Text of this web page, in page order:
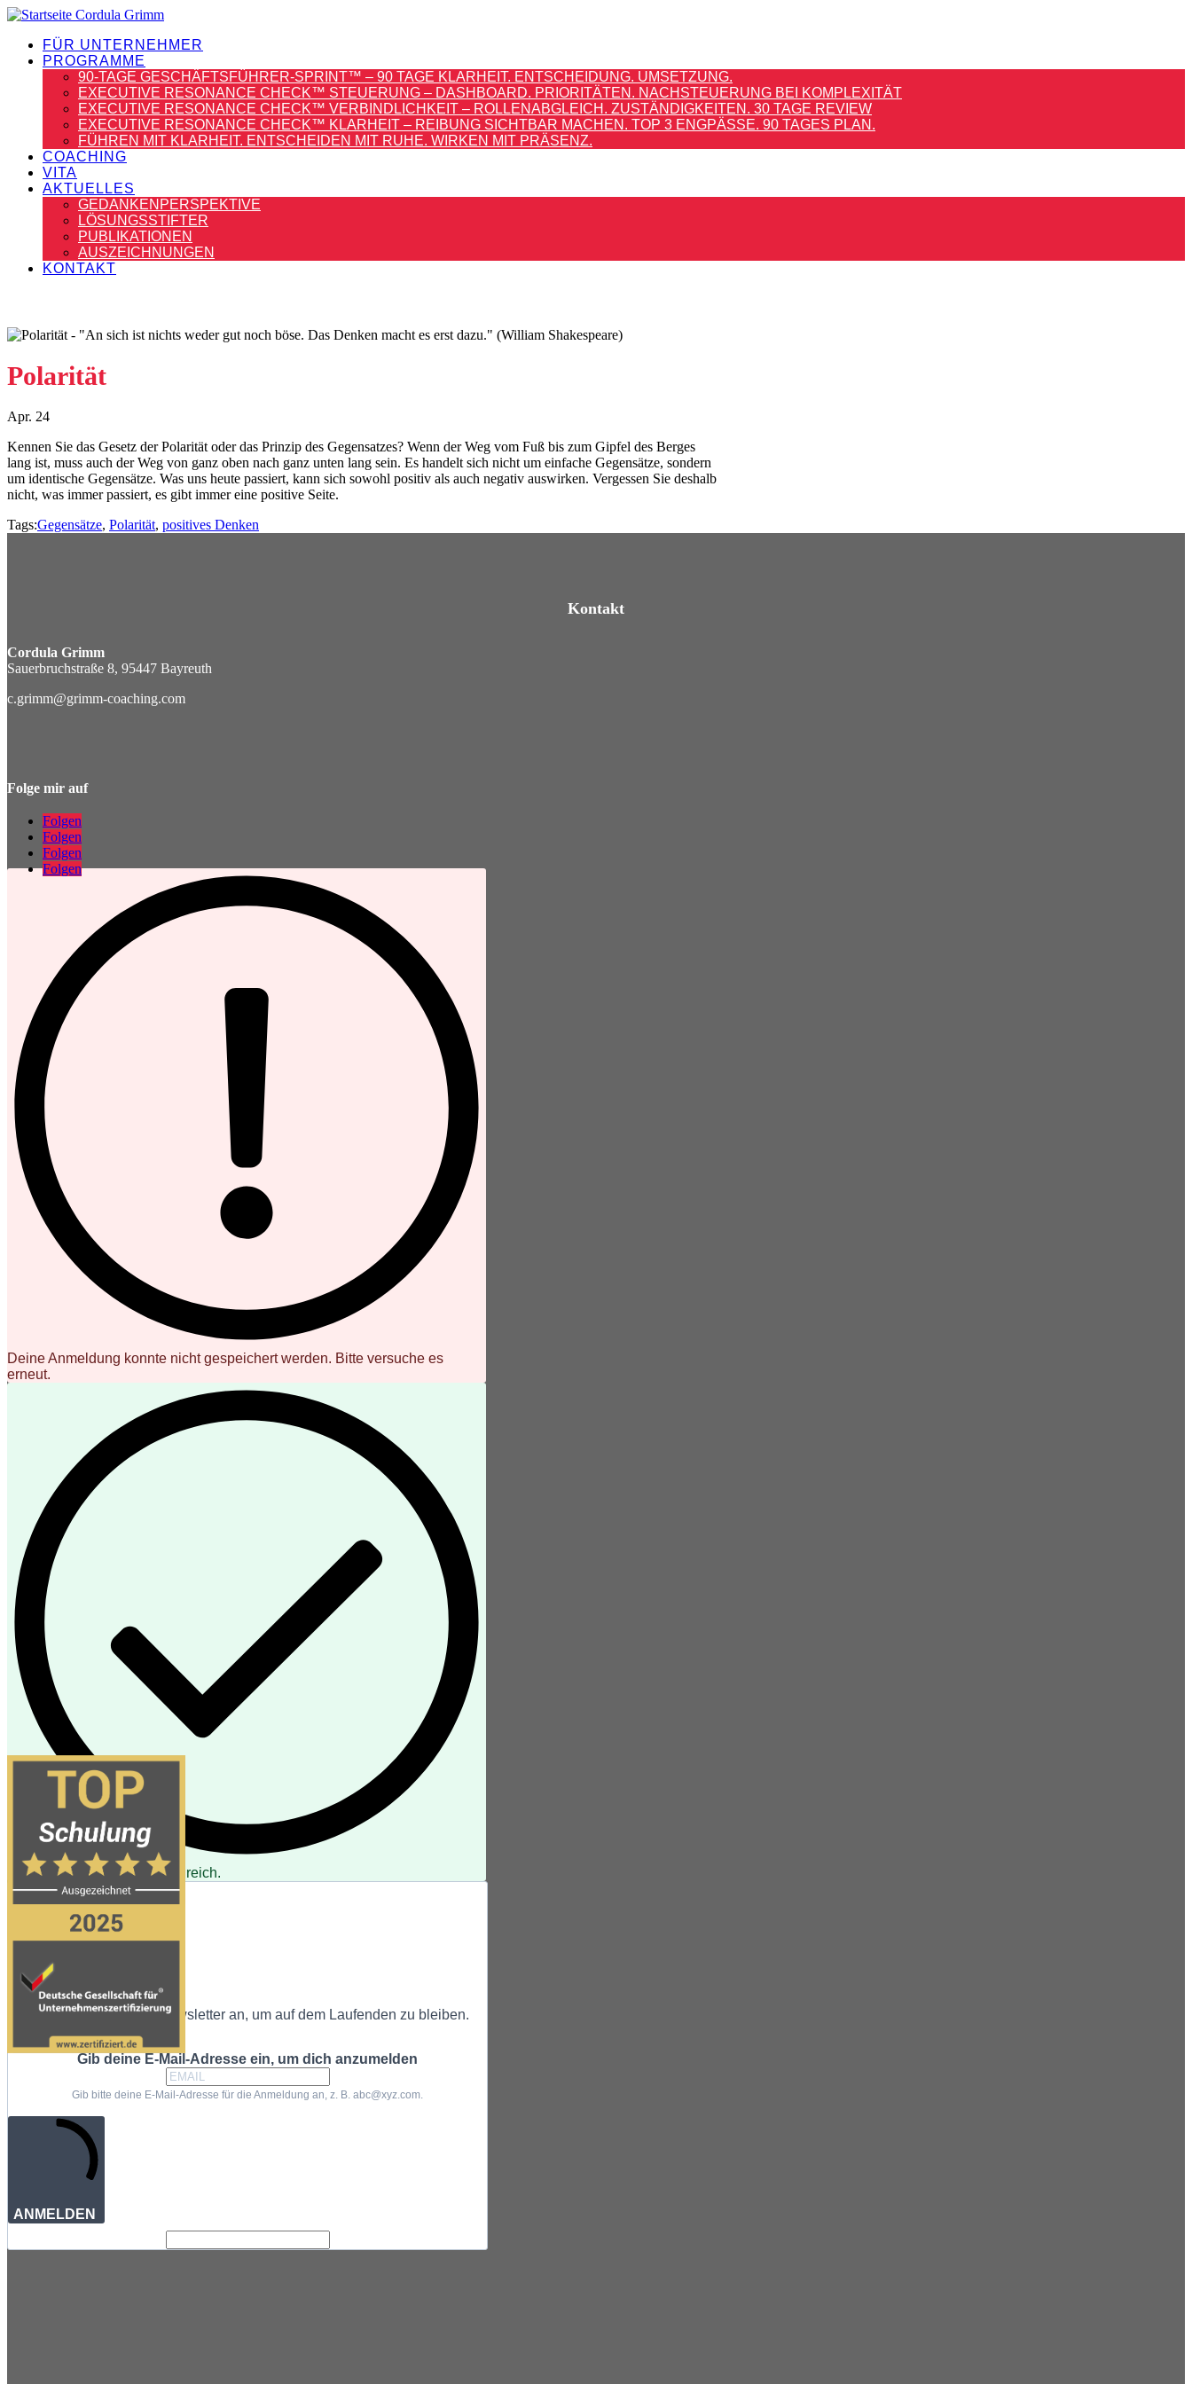
FÜR UNTERNEHMER
PROGRAMME
90-TAGE GESCHÄFTSFÜHRER-SPRINT™ – 90 TAGE KLARHEIT. ENTSCHEIDUNG. UMSETZUNG.
EXECUTIVE RESONANCE CHECK™ STEUERUNG – DASHBOARD. PRIORITÄTEN. NACHSTEUERUNG BEI KOMPLEXITÄT
EXECUTIVE RESONANCE CHECK™ VERBINDLICHKEIT – ROLLENABGLEICH. ZUSTÄNDIGKEITEN. 30 TAGE REVIEW
EXECUTIVE RESONANCE CHECK™ KLARHEIT – REIBUNG SICHTBAR MACHEN. TOP 3 ENGPÄSSE. 90 TAGES PLAN.
FÜHREN MIT KLARHEIT. ENTSCHEIDEN MIT RUHE. WIRKEN MIT PRÄSENZ.
COACHING
VITA
AKTUELLES
GEDANKENPERSPEKTIVE
LÖSUNGSSTIFTER
PUBLIKATIONEN
AUSZEICHNUNGEN
KONTAKT
Polarität
Apr. 24
Kennen Sie das Gesetz der Polarität oder das Prinzip des Gegensatzes? Wenn der Weg vom Fuß bis zum Gipfel des Berges
lang ist, muss auch der Weg von ganz oben nach ganz unten lang sein. Es handelt sich nicht um einfache Gegensätze, sondern
um identische Gegensätze. Was uns heute passiert, kann sich sowohl positiv als auch negativ auswirken. Vergessen Sie deshalb
nicht, was immer passiert, es gibt immer eine positive Seite.
Tags:Gegensätze, Polarität, positives Denken
Kontakt
Cordula Grimm
Sauerbruchstraße 8, 95447 Bayreuth
c.grimm@grimm-coaching.com
Folge mir auf
Folgen
Folgen
Folgen
Folgen
Deine Anmeldung konnte nicht gespeichert werden. Bitte versuche es
erneut.
Deine Anmeldung war erfolgreich.
Newsletter
Melde dich zu unserem Newsletter an, um auf dem Laufenden zu bleiben.
Gib deine E-Mail-Adresse ein, um dich anzumelden
Gib bitte deine E-Mail-Adresse für die Anmeldung an, z. B. abc@xyz.com.
ANMELDEN